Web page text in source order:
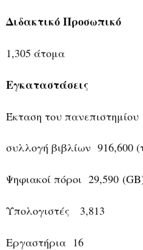
Διδακτικό Προσωπικό
1,305 άτομα
Εγκαταστάσεις
Έκταση του
συλλογή βιβλίων 916,600
Ψηφιακοί πόροι 29,590 (
Υπολογιστές 3,813
Εργαστήρια 16